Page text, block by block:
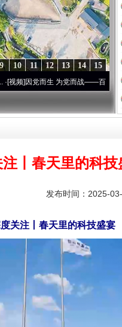
15
14
13
12
11
10
9
而生 为党而战——百年“纪”事⑧加强
丨春天里的科技
发布时间：2025-
关注丨春天里的科技盛宴